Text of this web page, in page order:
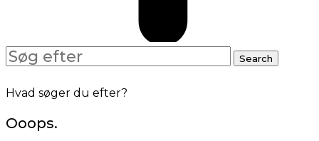
Search
for:
Search
Hvad søger du efter?
Ooops.